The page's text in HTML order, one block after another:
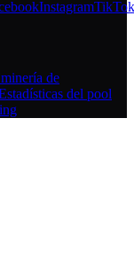
InstagramTikTok
de
del pool